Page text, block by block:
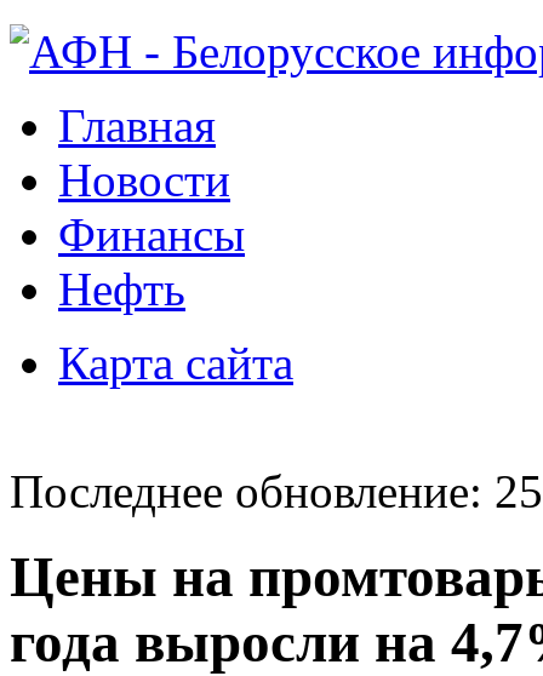
Главная
Новости
Финансы
Нефть
Карта сайта
Последнее обновление:
Цены на
года выросли на